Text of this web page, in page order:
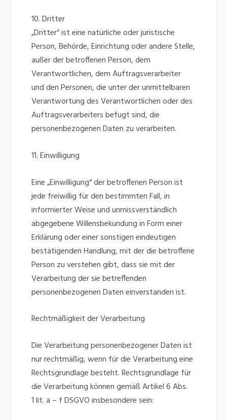
10. Dritter
„Dritter“ ist eine natürliche oder juristische
Person, Behörde, Einrichtung oder andere Stelle,
außer der betroffenen Person, dem
Verantwortlichen, dem Auftragsverarbeiter
und den Personen, die unter der unmittelbaren
Verantwortung des Verantwortlichen oder des
Auftragsverarbeiters befugt sind, die
personenbezogenen Daten zu verarbeiten.
11. Einwilligung
Eine „Einwilligung“ der betroffenen Person ist
jede freiwillig für den bestimmten Fall, in
informierter Weise und unmissverständlich
abgegebene Willensbekundung in Form einer
Erklärung oder einer sonstigen eindeutigen
bestätigenden Handlung, mit der die betroffene
Person zu verstehen gibt, dass sie mit der
Verarbeitung der sie betreffenden
personenbezogenen Daten einverstanden ist.
Rechtmäßigkeit der Verarbeitung
Die Verarbeitung personenbezogener Daten ist
nur rechtmäßig, wenn für die Verarbeitung eine
Rechtsgrundlage besteht. Rechtsgrundlage für
die Verarbeitung können gemäß Artikel 6 Abs.
1 lit. a – f DSGVO insbesondere sein: